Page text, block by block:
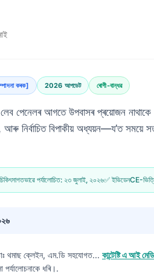
কৰক] 2026 আপডেট ৰোগী-বান্ধৱ
পেনেলৰ আগতে উপবাসৰ প্ৰয়োজন নাথাকে।
নিৰ্বাচিত বিপাকীয় অধ্যয়ন—য’ত সময়ে
পৰ্যালোচিত:২৩ জুলাই, ২০২৬✅ ইভিডেনCE-
থমাছ ক্লেইন, এম.ডি সহযোগত... কান্টেষ্টি এ আই
ধৰি।.